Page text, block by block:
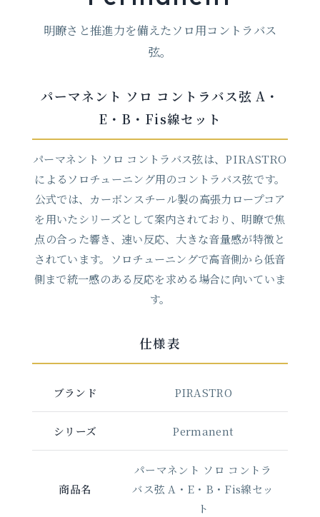
明瞭さと推進力を備えたソロ用コントラバス
弦。
パーマネント ソロ コントラバス弦 A・
E・B・Fis線セット
パーマネント ソロ コントラバス弦は、PIRASTRO
によるソロチューニング用のコントラバス弦です。
公式では、カーボンスチール製の高張力ロープコア
を用いたシリーズとして案内されており、明瞭で焦
点の合った響き、速い反応、大きな音量感が特徴と
されています。ソロチューニングで高音側から低音
側まで統一感のある反応を求める場合に向いていま
す。
仕様表
ブランド PIRASTRO
シリーズ Permanent
商品名
パーマネント ソロ コントラ
バス弦 A・E・B・Fis線セッ
ト